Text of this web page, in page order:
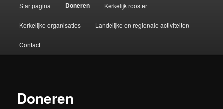
Startpagina Doneren Kerkelijk rooster
Kerkelijke organisaties Landelijke en regionale activiteiten
Contact
Doneren